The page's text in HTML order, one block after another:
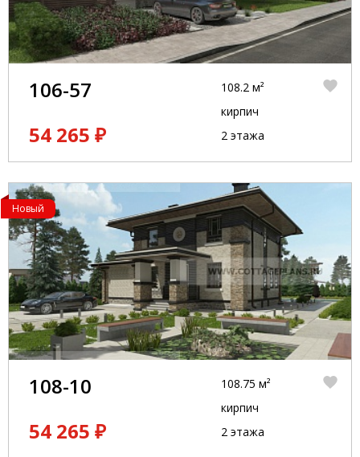
106-57
54 265 ₽
108.2 м²
кирпич
2 этажа
Новый
108-10
54 265 ₽
108.75 м²
кирпич
2 этажа